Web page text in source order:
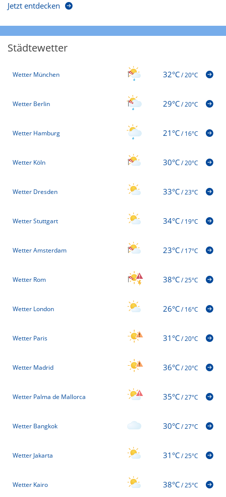
Jetzt entdecken
Städtewetter
Wetter München 32°C/20°C
Wetter Berlin 29°C/20°C
Wetter Hamburg 21°C/16°C
Wetter Köln 30°C/20°C
Wetter Dresden 33°C/23°C
Wetter Stuttgart 34°C/19°C
Wetter Amsterdam 23°C/17°C
Wetter Rom 38°C/25°C
Wetter London 26°C/16°C
Wetter Paris 31°C/20°C
Wetter Madrid 36°C/20°C
Wetter Palma de Mallorca 35°C/27°C
Wetter Bangkok 30°C/27°C
Wetter Jakarta 31°C/25°C
Wetter Kairo 38°C/25°C